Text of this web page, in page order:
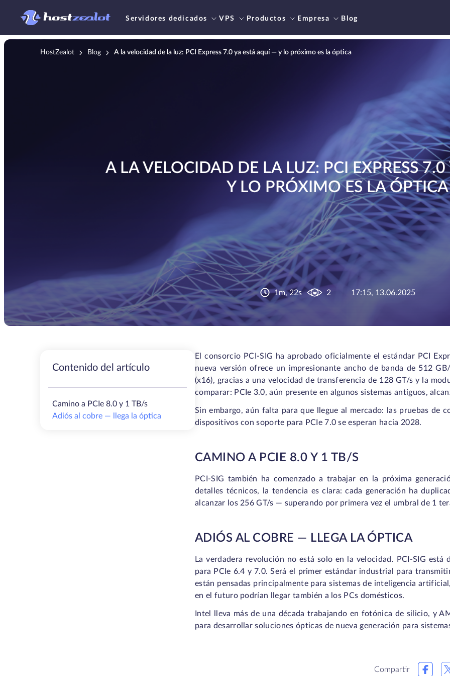
Servidores dedicados VPS Productos Empresa Blog
HostZealot Blog A la velocidad de la luz: PCI Express 7.0 ya está aquí — y lo próximo es la óptica
A LA VELOCIDAD DE LA LUZ: PCI EXPRESS
Y LO PRÓXIMO ES LA ÓPTICA
1m, 22s 2 17:15, 13.06.2025
Contenido del artículo
Camino a PCIe 8.0 y 1 TB/s
Adiós al cobre — llega la óptica
El consorcio PCI-SIG ha aprobado oficialmente el estándar PCI
nueva versión ofrece un impresionante ancho de banda de 512
(x16), gracias a una velocidad de transferencia de 128 GT/s y la
comparar: PCIe 3.0, aún presente en algunos sistemas antiguos,
Sin embargo, aún falta para que llegue al mercado: las pruebas de
dispositivos con soporte para PCIe 7.0 se esperan hacia 2028.
CAMINO A PCIE 8.0 Y 1 TB/S
PCI-SIG también ha comenzado a trabajar en la próxima
detalles técnicos, la tendencia es clara: cada generación ha
alcanzar los 256 GT/s — superando por primera vez el umbral de 1
ADIÓS AL COBRE — LLEGA LA ÓPTICA
La verdadera revolución no está solo en la velocidad. PCI-SIG
para PCIe 6.4 y 7.0. Será el primer estándar industrial para
están pensadas principalmente para sistemas de inteligencia
en el futuro podrían llegar también a los PCs domésticos.
Intel lleva más de una década trabajando en fotónica de silicio, y
para desarrollar soluciones ópticas de nueva generación para
Compartir